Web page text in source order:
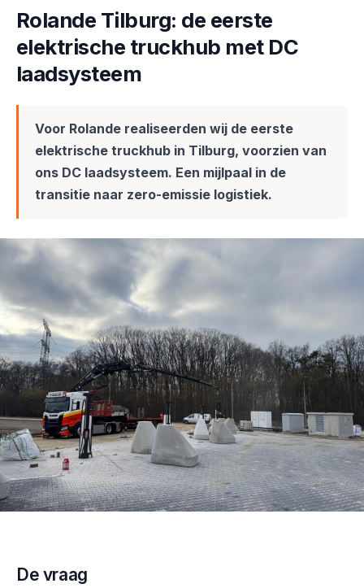
Rolande Tilburg: de eerste
elektrische truckhub met DC
laadsysteem
Voor Rolande realiseerden wij de eerste
elektrische truckhub in Tilburg, voorzien van
ons DC laadsysteem. Een mijlpaal in de
transitie naar zero-emissie logistiek.
De vraag